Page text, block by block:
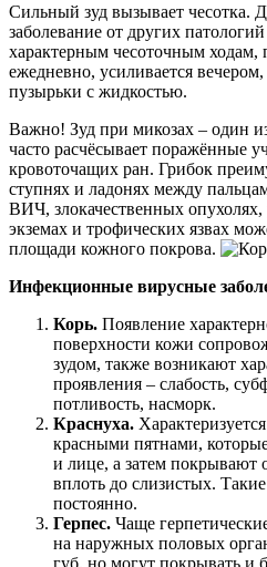
Сильный зуд вызывает чесотка.
заболевание от других
характерным чесоточным ходам,
ежедневно, усиливается
пузырьки с жидкостью.
Важно! Зуд при микозах – один
часто расчёсывает поражённые
кровоточащих ран. Грибок
ступнях и ладонях между
ВИЧ, злокачественных
экземах и трофических язвах
площади кожного покрова.
Инфекционные вирусные
Корь. Появление
поверхности кожи
зудом, также возникают
проявления – слабость,
потливость, насморк.
Краснуха.
красными пятнами,
и лице, а затем покрывают
вплоть до слизистых.
постоянно.
Герпес. Чаще
на наружных половых
губ, но могут покрывать и